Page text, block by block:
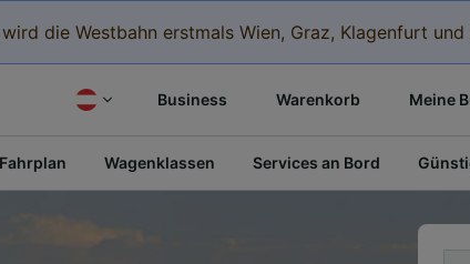
die Westbahn erstmals Wien, Graz, Klagenfurt
Business Warenkorb Meine
Fahrplan Wagenklassen Services an Bord